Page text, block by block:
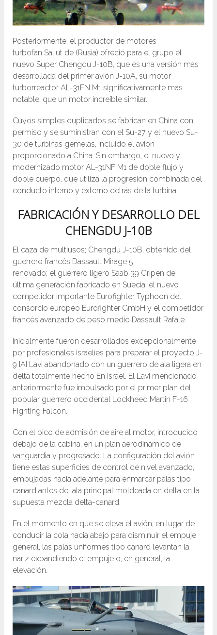
Posteriormente, el productor de motores
turbofan Saliut de (Rusia) ofreció para el grupo el
nuevo Super Chengdu J-10B, que es una versión más
desarrollada del primer avión J-10A, su motor
turborreactor AL-31FN M1 significativamente más
notable, que un motor increíble similar.
Cuyos simples duplicados se fabrican en China con
permiso y se suministran con el Su-27 y el nuevo Su-
30 de turbinas gemelas, incluido el avión
proporcionado a China. Sin embargo, el nuevo y
modernizado motor AL-31NF M1 de doble flujo y
doble cuerpo, que utiliza la progresión combinada del
conducto interno y externo detrás de la turbina
FABRICACIÓN Y DESARROLLO DEL
CHENGDU J-10B
El caza de multiusos; Chengdu J-10B, obtenido del
guerrero francés Dassault Mirage 5
renovado; el guerrero ligero Saab 39 Gripen de
última generación fabricado en Suecia; el nuevo
competidor importante Eurofighter Typhoon del
consorcio europeo Eurofighter GmbH y el competidor
francés avanzado de peso medio Dassault Rafale.
Inicialmente fueron desarrollados excepcionalmente
por profesionales israelíes para preparar el proyecto J-
9 IAI Lavi abandonado con un guerrero de ala ligera en
delta totalmente hecho En Israel. El Lavi mencionado
anteriormente fue impulsado por el primer plan del
popular guerrero occidental Lockheed Martin F-16
Fighting Falcon.
Con el pico de admisión de aire al motor, introducido
debajo de la cabina, en un plan aerodinámico de
vanguardia y progresado. La configuración del avión
tiene estas superficies de control de nivel avanzado,
empujadas hacia adelante para enmarcar palas tipo
canard antes del ala principal moldeada en delta en la
supuesta mezcla delta-canard.
En el momento en que se eleva el avión, en lugar de
conducir la cola hacia abajo para disminuir el empuje
general, las palas uniformes tipo canard levantan la
nariz expandiendo el empuje o, en general, la
elevación.